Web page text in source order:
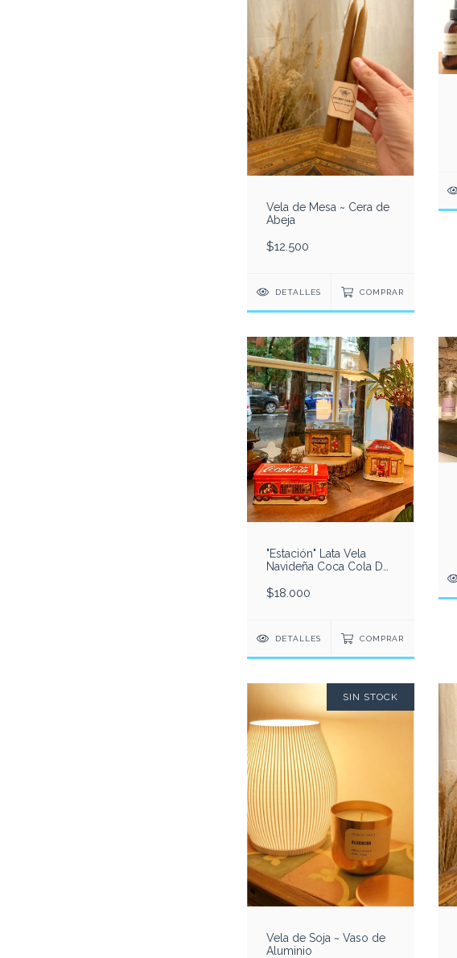
Vela de Mesa ~ Cera de
Abeja
$12.500
DETALLES COMPRAR
"Estación" Lata Vela
Navideña Coca Cola De
$18.000
DETALLES COMPRAR
SIN STOCK
Vela de Soja ~ Vaso de
Aluminio